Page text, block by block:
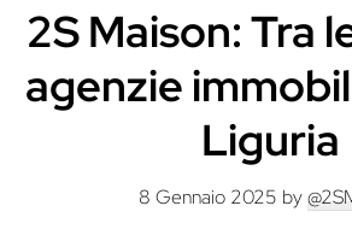
2S Maison: Tra
agenzie
Liguria
8 Gennaio 2025 by